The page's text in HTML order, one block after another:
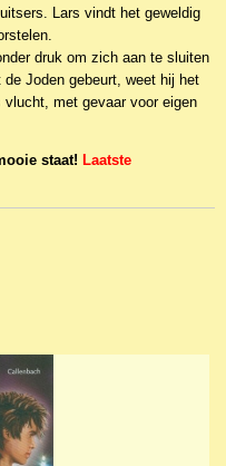
Lars vindt het geweldig
druk om zich aan te sluiten
Joden gebeurt, weet hij het
met gevaar voor eigen
staat! Laatste